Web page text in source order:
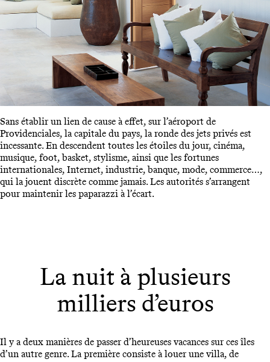
Sans établir un lien de cause à effet, sur l’aéroport de
Providenciales, la capitale du pays, la ronde des jets privés est
incessante. En descendent toutes les étoiles du jour, cinéma,
musique, foot, basket, stylisme, ainsi que les fortunes
internationales, Internet, industrie, banque, mode, commerce…,
qui la jouent discrète comme jamais. Les autorités s’arrangent
pour maintenir les paparazzi à l’écart.
La nuit à plusieurs
milliers d’euros
Il y a deux manières de passer d’heureuses vacances sur ces îles
d’un autre genre. La première consiste à louer une villa, de